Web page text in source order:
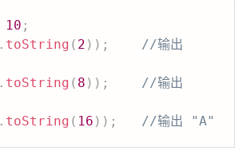
10 ;
. toString ( 2 ) ) ;
//输出
. toString ( 8 ) ) ;
//输出
. toString ( 16 ) ) ; //输出 "A"